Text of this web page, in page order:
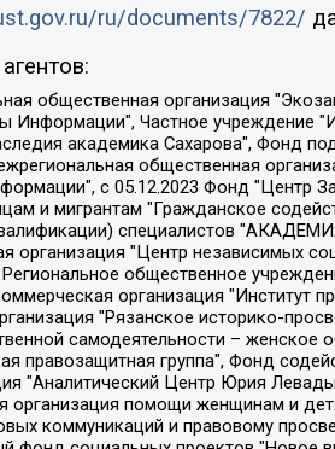
ru/documents/7822/
Челябинский региональный орган общественной самодеятельности "Уральская правозащитная группа", Фонд содействия защите здоровья и социальной справедливости имени Андрея Рылькова, Автономная Некоммерческая Организация "Аналитический Центр Юрия Левады", Автономная некоммерческая организация социальной поддержки населения "Проект Апрель", Региональная общественная организация помощи женщинам и детям, находящимся в кризисной ситуации "Информационно-методический центр "Анна", Фонд содействия развитию массовых коммуникаций и правовому просвещению "Так-так-Так", Фонд содействия устойчивому развитию "Серебряная тайга", Свердловский региональный общественный фонд социальных проектов "Новое время", "Idel.Реалии", Кавказ.Реалии, Крым.Реалии, Телеканал Настоящее Время, Татаро-башкирская служба Радио Свобода (Azatliq Radiosi), Радио Свободная Европа/Радио Свобода (PCE/PC), "Сибирь.Реалии", "Фактограф", Благотворительный фонд помощи осужденным и их семьям, Автономная некоммерческая организация "Институт глобализации и социальных движений", Фонд "В защиту прав заключенных", Частное учреждение "Центр поддержки и содействия развитию средств массовой информации", Пензенский региональный общественный благотворительный фонд "Гражданский союз", "Север.Реалии", Некоммерческая организация Фонд "Правовая инициатива", Общество с ограниченной ответственностью "Радио Свободная Европа/Радио Свобода", Чешское информационное агентство "MEDIUM-ORIENT", Красноярская региональная общественная организация "Мы против СПИДа", Камалягин Денис Николаевич, Маркелов Сергей Евгеньевич, Пономарев Лев Александрович, Савицкая Людмила Алексеевна, Автономная некоммерческая организация "Центр по работе с проблемой насилия "НАСИЛИЮ.НЕТ", Межрегиональный профессиональный союз работников здравоохранения "Альянс врачей", Юридическое лицо, зарегистрированное в Латвийской Республике, SIA "Medusa Project" (регистрационный номер 40103797863, дата регистрации 10.06.2014), Некоммерческая организация "Фонд по борьбе с коррупцией", Автономная некоммерческая организация "Институт права и публичной политики", Баданин Роман Сергеевич, Гликин Максим Александрович, Железнова Мария Михайловна, Лукьянова Юлия Сергеевна, Маетная